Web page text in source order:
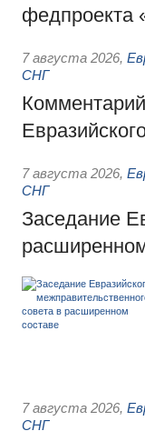
федпроекта
7 августа 2026,
СНГ
7 августа 2026,
СНГ
Заседание
7 августа 2026,
СНГ